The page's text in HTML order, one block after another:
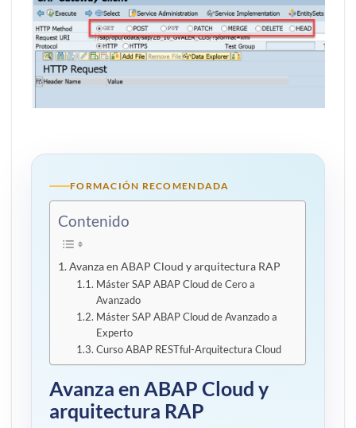
FORMACIÓN RECOMENDADA
Contenido
Avanza en ABAP Cloud y arquitectura RAP
Máster SAP ABAP Cloud de Cero a
Avanzado
Máster SAP ABAP Cloud de Avanzado a
Experto
Curso ABAP RESTful-Arquitectura Cloud
Avanza en ABAP Cloud y
arquitectura RAP